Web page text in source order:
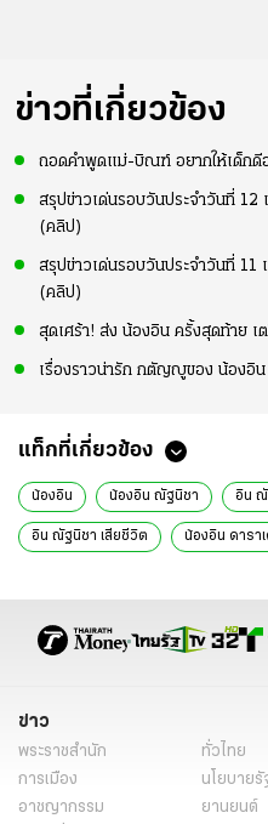
ข่าวที่เกี่ยวข้อง
ถอดคำพูดแม่-บิณฑ์ อยากให้เด็กดี
สรุปข่าวเด่นรอบวันประจำวันที่
(คลิป)
สรุปข่าวเด่นรอบวันประจำวันที่
(คลิป)
สุดเศร้า! ส่ง น้องอิน ครั้งสุดท้าย
เรื่องราวน่ารัก กตัญญูของ น้องอิน
แท็กที่เกี่ยวข้อง
น้องอิน น้องอิน ณัฐนิชา อิน ณั
อิน ณัฐนิชา เสียชีวิต น้องอิน ดารา
ข่าว
พระราชสำนัก ทั่วไทย
การเมือง
นโยบายรั
อาชญากรรม
ยานยนต์